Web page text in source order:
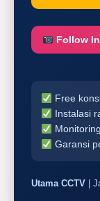
Follow
Free
Instalasi
Garansi
Utama CCTV |